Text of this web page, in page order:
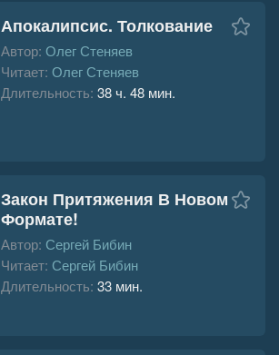
Апокалипсис. Толкование
Автор: Олег Стеняев
Читает: Олег Стеняев
Длительность: 38 ч. 48 мин.
Закон Притяжения В Новом
Формате!
Автор: Сергей Бибин
Читает: Сергей Бибин
Длительность: 33 мин.